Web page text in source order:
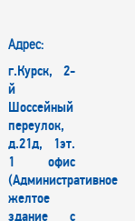
Адрес:
г.Курск, 2-
й
Шоссейный
переулок,
д.21д, 1эт.
1 офис
(Административное
желтое
здание с